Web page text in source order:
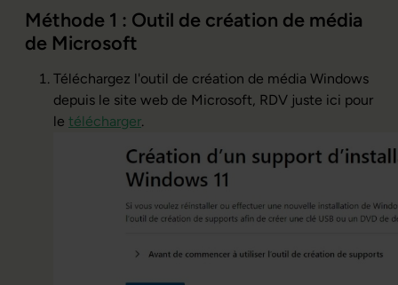
Méthode 1 : Outil de création de média
de Microsoft
Téléchargez l'outil de création de média Windows
depuis le site web de Microsoft, RDV juste ici pour
le télécharger.